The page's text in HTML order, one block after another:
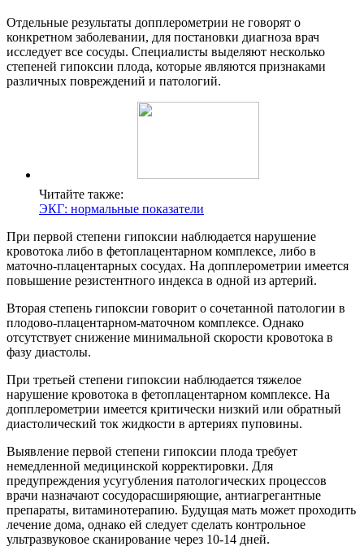
Отдельные результаты допплерометрии не говорят о
конкретном заболевании, для постановки диагноза врач
исследует все сосуды. Специалисты выделяют несколько
степеней гипоксии плода, которые являются признаками
различных повреждений и патологий.
Читайте также:
ЭКГ: нормальные показатели
При первой степени гипоксии наблюдается нарушение
кровотока либо в фетоплацентарном комплексе, либо в
маточно-плацентарных сосудах. На допплерометрии имеется
повышение резистентного индекса в одной из артерий.
Вторая степень гипоксии говорит о сочетанной патологии в
плодово-плацентарном-маточном комплексе. Однако
отсутствует снижение минимальной скорости кровотока в
фазу диастолы.
При третьей степени гипоксии наблюдается тяжелое
нарушение кровотока в фетоплацентарном комплексе. На
допплерометрии имеется критически низкий или обратный
диастолический ток жидкости в артериях пуповины.
Выявление первой степени гипоксии плода требует
немедленной медицинской корректировки. Для
предупреждения усугубления патологических процессов
врачи назначают сосудорасширяющие, антиагрегантные
препараты, витаминотерапию. Будущая мать может проходить
лечение дома, однако ей следует сделать контрольное
ультразвуковое сканирование через 10-14 дней.